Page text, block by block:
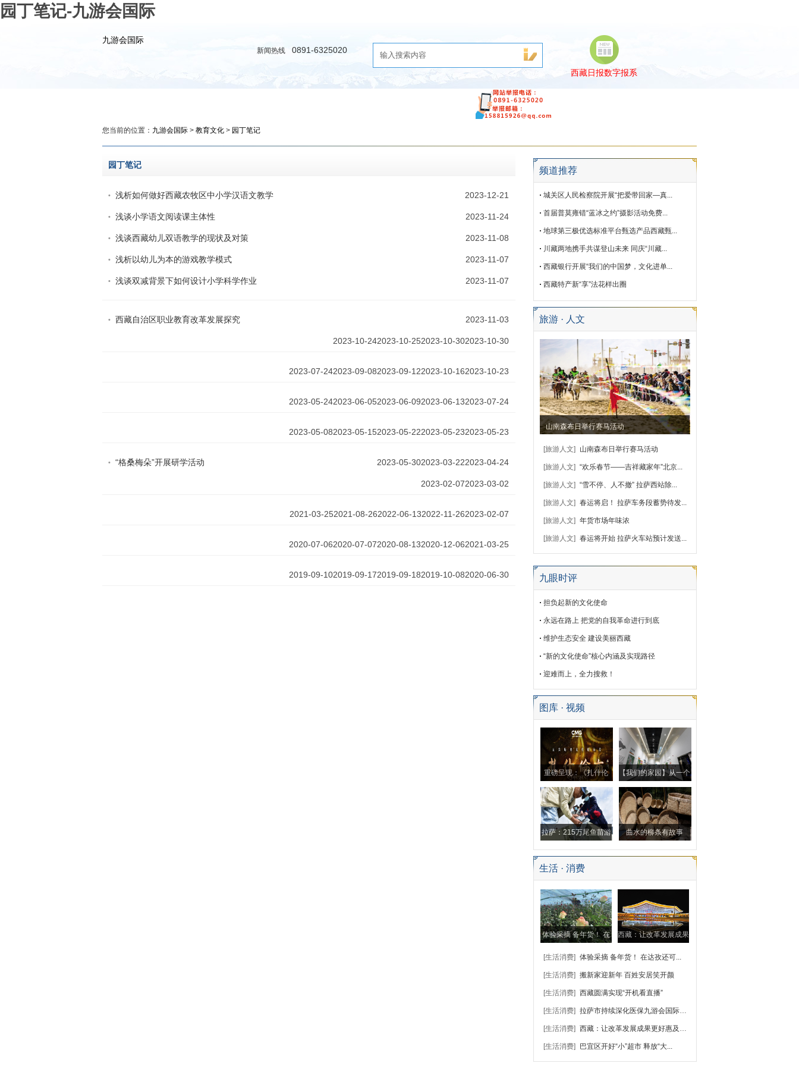
园丁笔记-九游会国际
九游会国际
新闻热线 0891-6325020
西藏日报数字报系
旅游·人文
您当前的位置： 九游会国际 > 教育文化 > 园丁笔记
园丁笔记
浅析如何做好西藏农牧区中小学汉语文教学 2023-12-21
浅谈小学语文阅读课主体性 2023-11-24
浅谈西藏幼儿双语教学的现状及对策 2023-11-08
浅析以幼儿为本的游戏教学模式 2023-11-07
浅谈双减背景下如何设计小学科学作业 2023-11-07
西藏自治区职业教育改革发展探究 2023-11-03
2023-10-30
2023-10-30
2023-10-25
2023-10-24
2023-10-23
2023-10-16
2023-09-12
2023-09-08
2023-07-24
2023-07-24
2023-06-13
2023-06-09
2023-06-05
2023-05-24
2023-05-23
2023-05-23
2023-05-22
2023-05-15
2023-05-08
2023-04-24
2023-03-22
“格桑梅朵”开展研学活动 2023-05-30
2023-03-02
2023-02-07
2023-02-07
2022-11-26
2022-06-13
2021-08-26
2021-03-25
2021-03-25
2020-12-06
2020-08-13
2020-07-07
2020-07-06
2020-06-30
2019-10-08
2019-09-18
2019-09-17
2019-09-10
频道推荐
城关区人民检察院开展“把爱带回家—真...
首届普莫雍错“蓝冰之约”摄影活动免费...
地球第三极优选标准平台甄选产品西藏甄...
川藏两地携手共谋登山未来 同庆“川藏...
西藏银行开展“我们的中国梦，文化进单...
西藏特产新“享”法花样出圈
旅游 · 人文
山南森布日举行赛马活动
[旅游人文] 山南森布日举行赛马活动
[旅游人文] “欢乐春节——吉祥藏家年”北京...
[旅游人文] “雪不停、人不撤” 拉萨西站除...
[旅游人文] 春运将启！ 拉萨车务段蓄势待发...
[旅游人文] 年货市场年味浓
[旅游人文] 春运将开始 拉萨火车站预计发送...
九眼时评
担负起新的文化使命
永远在路上 把党的自我革命进行到底
维护生态安全 建设美丽西藏
“新的文化使命”核心内涵及实现路径
迎难而上，全力搜救！
图库 · 视频
重磅呈现：《扎什伦
布》
【我们的家园】从一个
小村庄到一座城市的演
变
拉萨：215万尾鱼苗游
入拉萨河
曲水的柳条有故事
生活 · 消费
体验采摘 备年货！ 在
西藏：让改革发展成果
[生活消费] 体验采摘 备年货！ 在达孜还可...
[生活消费] 搬新家迎新年 百姓安居笑开颜
[生活消费] 西藏圆满实现“开机看直播”
[生活消费] 拉萨市持续深化医保九游会国际的支付方式改革...
[生活消费] 西藏：让改革发展成果更好惠及各...
[生活消费] 巴宜区开好“小”超市 释放“大...